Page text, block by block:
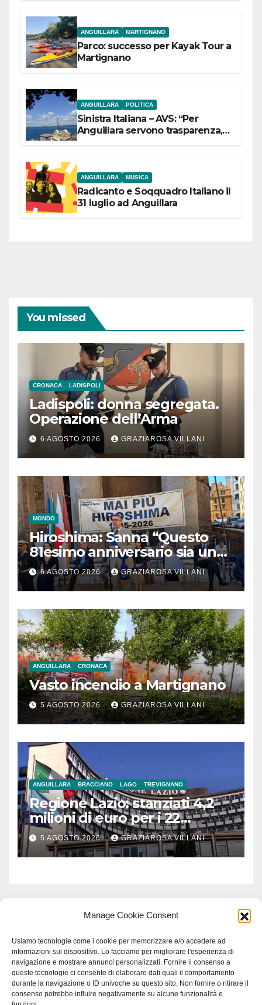
Manage Cookie Consent
Usiamo tecnologie come i cookie per memorizzare e/o accedere ad
informazioni sul dispositivo. Lo facciamo per migliorare l'esperienza di
navigazione e mostrare annunci personalizzati. Fornire il consenso a
queste tecnologie ci consente di elaborare dati quali il comportamento
durante la navigazione o ID univoche su questo sito. Non fornire o ritirare il
consenso potrebbe influire negativamente su alcune funzionalità e
ANGUILLARA MARTIGNANO
Parco: successo per Kayak Tour a
Martignano
ANGUILLARA POLITICA
Sinistra Italiana – AVS: “Per
Anguillara servono trasparenza,
ANGUILLARA MUSICA
Radicanto e Soqquadro Italiano il
31 luglio ad Anguillara
You missed
CRONACA LADISPOLI
Ladispoli: donna segregata.
Operazione dell’Arma
6 AGOSTO 2026 GRAZIAROSA VILLANI
MONDO
Hiroshima: Sanna “Questo
81esimo anniversario sia un
monito per tutti”
6 AGOSTO 2026 GRAZIAROSA VILLANI
ANGUILLARA CRONACA
Vasto incendio a Martignano
5 AGOSTO 2026 GRAZIAROSA VILLANI
ANGUILLARA BRACCIANO LAGO TREVIGNANO
Regione Lazio: stanziati 4,2
milioni di euro per i 22
Comuni dell’Etruria
Meridionale
5 AGOSTO 2026 GRAZIAROSA VILLANI